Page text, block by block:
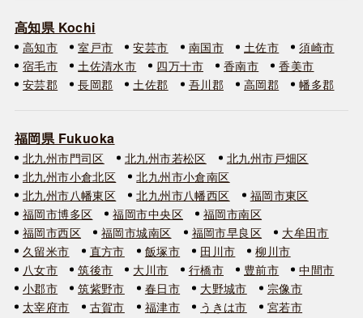
高知県 Kochi
高知市 室戸市 安芸市 南国市 土佐市
須崎市
宿毛市
土佐清水市 四万十市 香南市
香美市
安芸郡
長岡郡 土佐郡 吾川郡 高岡郡 幡多郡
福岡県 Fukuoka
北九州市門司区 北九州市若松区
北九州市戸畑区
北九州市小倉北区
北九州市小倉南区
北九州市八幡東区
北九州市八幡西区
福岡市東区
福岡市博多区
福岡市中央区
福岡市南区
福岡市西区
福岡市城南区 福岡市早良区
大牟田市
久留米市
直方市 飯塚市 田川市
柳川市
八女市
筑後市 大川市 行橋市 豊前市
中間市
小郡市
筑紫野市 春日市 大野城市
宗像市
太宰府市
古賀市 福津市 うきは市
宮若市